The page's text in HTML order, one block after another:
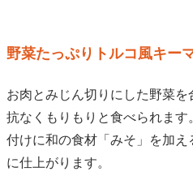
野菜たっぷりトルコ風キー
お肉とみじん切りにした野菜
抗なくもりもりと食べられま
付けに和の食材「みそ」を加
に仕上がります。